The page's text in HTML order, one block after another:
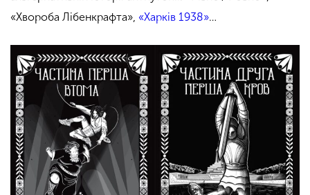
«Хвороба Лібенкрафта», «Харків 1938»…